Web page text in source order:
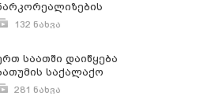
დაკავებულ
მსჯელობს
132 ნახვა
საათში დაიწყება
საქალაქო
გუშინ
281 ნახვა